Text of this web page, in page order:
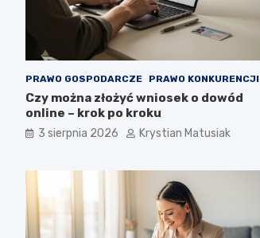
PRAWO GOSPODARCZE PRAWO KONKURENCJI
Czy można złożyć wniosek o dowód
online – krok po kroku
3 sierpnia 2026 Krystian Matusiak